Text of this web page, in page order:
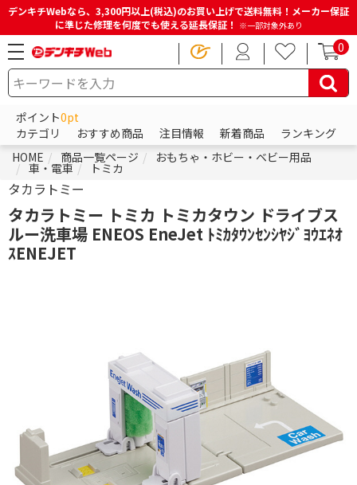
デンキチWebなら、3,300円以上(税込)のお買い上げで送料無料！メーカー保証
に準じた修理を何度でも使える延長保証！ ※一部対象外あり
0
ポイント0pt
カテゴリ
おすすめ商品 注目情報 新着商品
ランキング
HOME
商品一覧ページ おもちゃ・ホビー・ベビー用品
車・電車 トミカ
タカラトミー
タカラトミー トミカ トミカタウン ドライブス
ルー洗車場 ENEOS EneJet ﾄﾐｶﾀｳﾝｾﾝｼﾔｼﾞﾖｳｴﾈｵ
ｽENEJET